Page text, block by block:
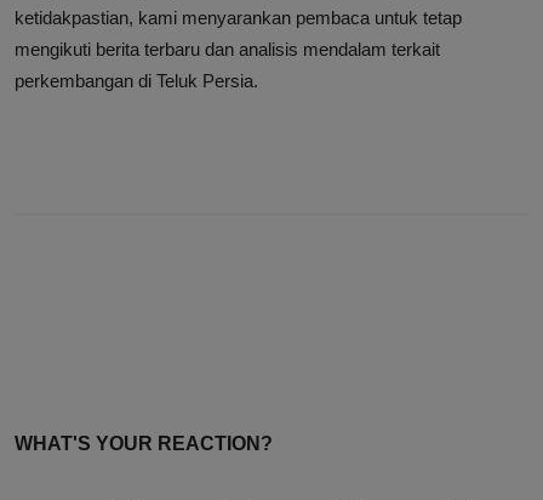
ketidakpastian, kami menyarankan pembaca untuk tetap
mengikuti berita terbaru dan analisis mendalam terkait
perkembangan di Teluk Persia.
WHAT'S YOUR REACTION?